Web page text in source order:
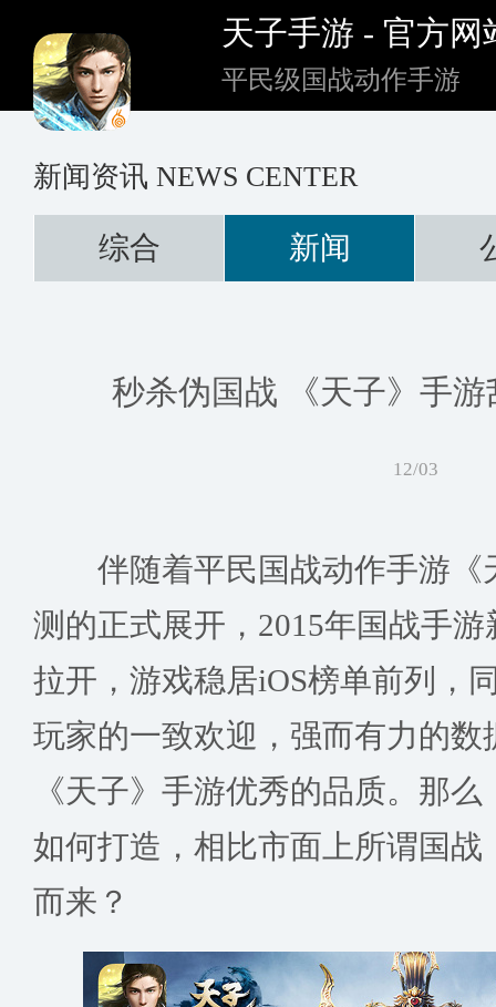
天子手游 - 官方网
平民级国战动作手游
新闻资讯 NEWS CENTER
综合 新闻
秒杀伪国战 《天子》手
12/03
伴随着平民国战动作手游《
测的正式展开，2015年国战手
拉开，游戏稳居iOS榜单前列，
玩家的一致欢迎，强而有力的数
《天子》手游优秀的品质。那
如何打造，相比市面上所谓国战
而来？